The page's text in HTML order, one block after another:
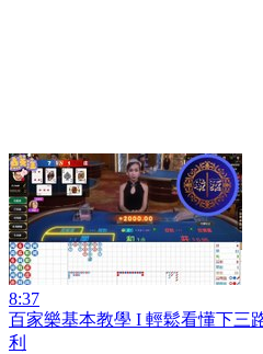
8:37
百家樂基本教學 I 輕鬆看懂下三
利